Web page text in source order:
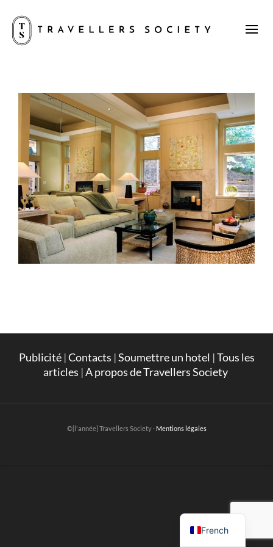
Publicité|Contacts |Soumettre un hotel |Tous les
articles |A propos de Travellers Society
©[l'année] Travellers Society · Mentions légales
French